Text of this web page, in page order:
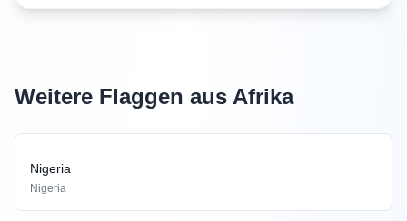
Weitere Flaggen aus Afrika
Nigeria
Nigeria